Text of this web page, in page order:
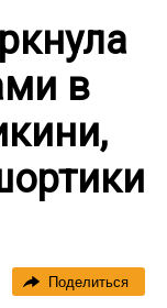
в
Поделиться